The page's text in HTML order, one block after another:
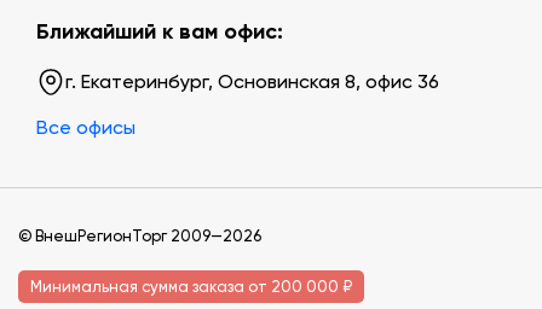
Ближайший к вам офис:
г. Екатеринбург, Основинская 8, офис 36
Все офисы
© ВнешРегионТорг 2009—2026
Минимальная сумма заказа от 200 000 ₽